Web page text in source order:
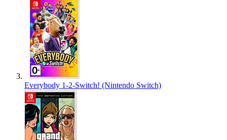
Everybody 1-2-Switch! (Nintendo Switch)